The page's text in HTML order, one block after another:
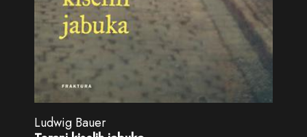
Ludwig Bauer